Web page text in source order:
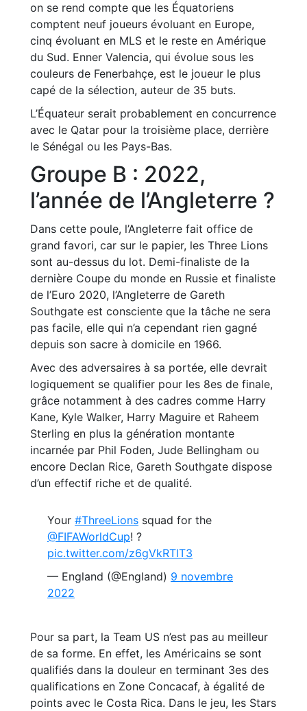
on se rend compte que les Équatoriens
comptent neuf joueurs évoluant en Europe,
cinq évoluant en MLS et le reste en Amérique
du Sud. Enner Valencia, qui évolue sous les
couleurs de Fenerbahçe, est le joueur le plus
capé de la sélection, auteur de 35 buts.
L’Équateur serait probablement en concurrence
avec le Qatar pour la troisième place, derrière
le Sénégal ou les Pays-Bas.
Groupe B : 2022,
l’année de l’Angleterre ?
Dans cette poule, l’Angleterre fait office de
grand favori, car sur le papier, les Three Lions
sont au-dessus du lot. Demi-finaliste de la
dernière Coupe du monde en Russie et finaliste
de l’Euro 2020, l’Angleterre de Gareth
Southgate est consciente que la tâche ne sera
pas facile, elle qui n’a cependant rien gagné
depuis son sacre à domicile en 1966.
Avec des adversaires à sa portée, elle devrait
logiquement se qualifier pour les 8es de finale,
grâce notamment à des cadres comme Harry
Kane, Kyle Walker, Harry Maguire et Raheem
Sterling en plus la génération montante
incarnée par Phil Foden, Jude Bellingham ou
encore Declan Rice, Gareth Southgate dispose
d’un effectif riche et de qualité.
Your #ThreeLions squad for the
@FIFAWorldCup! ?
pic.twitter.com/z6gVkRTlT3
— England (@England) 9 novembre
2022
Pour sa part, la Team US n’est pas au meilleur
de sa forme. En effet, les Américains se sont
qualifiés dans la douleur en terminant 3es des
qualifications en Zone Concacaf, à égalité de
points avec le Costa Rica. Dans le jeu, les Stars